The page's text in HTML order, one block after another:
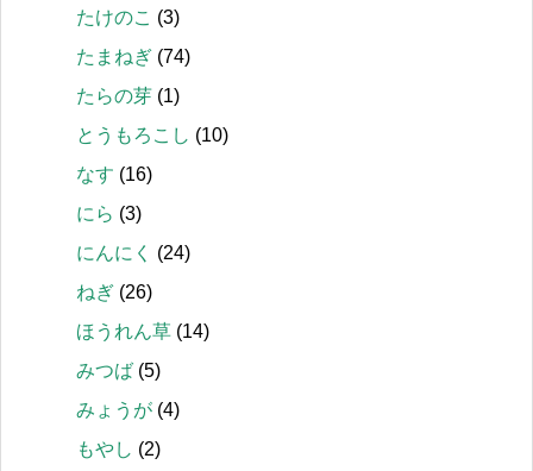
たけのこ (3)
たまねぎ (74)
たらの芽 (1)
とうもろこし (10)
なす (16)
にら (3)
にんにく
(24)
ねぎ (26)
ほうれん草 (14)
みつば (5)
みょうが (4)
もやし (2)